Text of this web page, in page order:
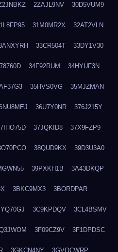
2ZAJL9NV 30D5VUM9
31M0MR2X 32AT2VLN
33CR504T 33DY1V30
34F92RUM 34HYUF3N
35HVS0VG 35MJZMAN
36U7Y0NR 376J215Y
37JQKID8 37X9FZP9
38QUD9KX 39D3U3A0
39PXKH1B 3A43DKQP
3BKC9MX3 3BORDPAR
3C9KPDQV 3CL4BSMV
3F09CZ9V 3F1DPDSC
3GKCN4NY 3GVOCWRP